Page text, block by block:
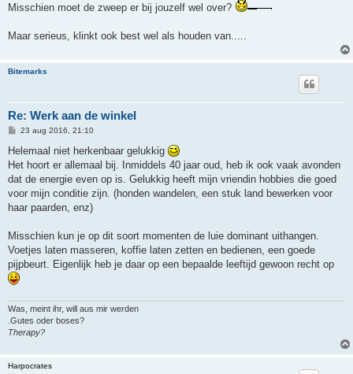
c
Misschien moet de zweep er bij jouzelf wel over?
Maar serieus, klinkt ook best wel als houden van.....
Bitemarks
Re: Werk aan de winkel
B
r
c
h
23 aug 2016, 21:10
Helemaal niet herkenbaar gelukkig
Het hoort er allemaal bij. Inmiddels 40 jaar oud, heb ik ook vaak avonden
dat de energie even op is. Gelukkig heeft mijn vriendin hobbies die goed
voor mijn conditie zijn. (honden wandelen, een stuk land bewerken voor
haar paarden, enz)
Misschien kun je op dit soort momenten de luie dominant uithangen.
Voetjes laten masseren, koffie laten zetten en bedienen, een goede
pijpbeurt. Eigenlijk heb je daar op een bepaalde leeftijd gewoon recht op
Was, meint ihr, will aus mir werden
.Gutes oder boses?
Therapy?
Harpocrates